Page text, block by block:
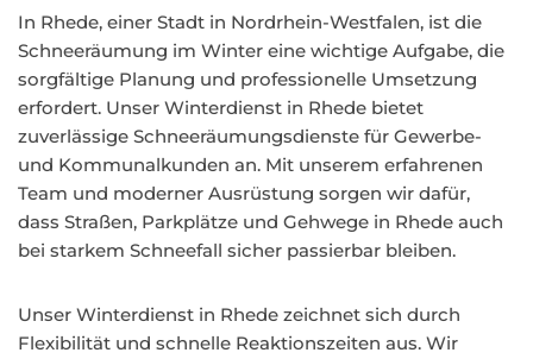
In Rhede, einer Stadt in Nordrhein-Westfalen, ist die
Schneeräumung im Winter eine wichtige Aufgabe, die
sorgfältige Planung und professionelle Umsetzung
erfordert. Unser Winterdienst in Rhede bietet
zuverlässige Schneeräumungsdienste für Gewerbe-
und Kommunalkunden an. Mit unserem erfahrenen
Team und moderner Ausrüstung sorgen wir dafür,
dass Straßen, Parkplätze und Gehwege in Rhede auch
bei starkem Schneefall sicher passierbar bleiben.
Unser Winterdienst in Rhede zeichnet sich durch
Flexibilität und schnelle Reaktionszeiten aus. Wir